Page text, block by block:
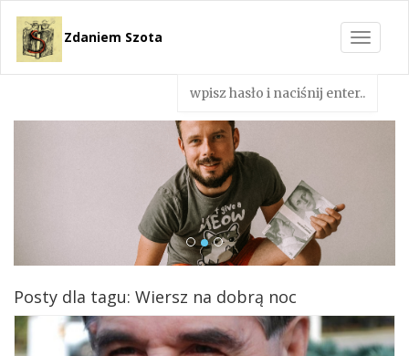
Toggle
Zdaniem Szota
Posty dla tagu: Wiersz na dobrą noc